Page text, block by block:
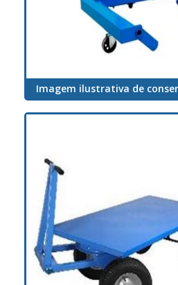
Imagem ilustrativa de